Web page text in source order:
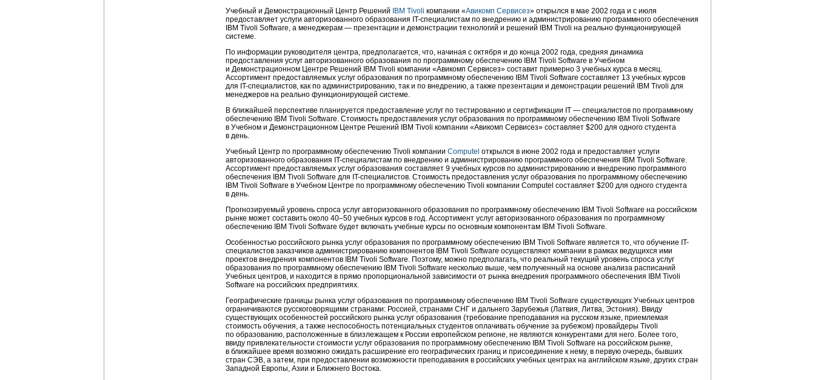
Учебный и Демонстрационный Центр Решений
IBM Tivoli компании «Авикомп Сервисез» открылся в мае 2002 года и с июля
предоставляет услуги авторизованного образования IT-специалистам по внедрению и администрированию программного обеспечения
IBM Tivoli Software, а менеджерам — презентации и демонстрации технологий и решений IBM Tivoli на реально функционирующей
системе.
По информации руководителя центра, предполагается, что, начиная с октября и до конца 2002 года, средняя динамика
предоставления услуг авторизованного образования по программному обеспечению IBM Tivoli Software в Учебном
и Демонстрационном Центре Решений IBM Tivoli компании «Авикомп Сервисез» составит примерно 3 учебных курса в месяц.
Ассортимент предоставляемых услуг образования по программному обеспечению IBM Tivoli Software составляет 13 учебных курсов
для IT-специалистов, как по администрированию, так и по внедрению, а также презентации и демонстрации решений IBM Tivoli для
менеджеров на реально функционирующей системе.
В ближайшей перспективе планируется предоставление услуг по тестированию и сертификации IT — специалистов по программному
обеспечению IBM Tivoli Software. Стоимость предоставления услуг образования по программному обеспечению IBM Tivoli Software
в Учебном и Демонстрационном Центре Решений IBM Tivoli компании «Авикомп Сервисез» составляет $200 для одного студента
в день.
Учебный Центр по программному обеспечению Tivoli компании Computel открылся в июне 2002 года и предоставляет услуги
авторизованного образования IT-специалистам по внедрению и администрированию программного обеспечения IBM Tivoli Software.
Ассортимент предоставляемых услуг образования составляет 9 учебных курсов по администрированию и внедрению программного
обеспечения IBM Tivoli Software для IT-специалистов. Стоимость предоставления услуг образования по программному обеспечению
IBM Tivoli Software в Учебном Центре по программному обеспечению Tivoli компании Computel составляет $200 для одного студента
в день.
Прогнозируемый уровень спроса услуг авторизованного образования по программному обеспечению IBM Tivoli Software на российском
рынке может составить около 40–50 учебных курсов в год. Ассортимент услуг авторизованного образования по программному
обеспечению IBM Tivoli Software будет включать учебные курсы по основным компонентам IBM Tivoli Software.
Особенностью российского рынка услуг образования по программному обеспечению IBM Tivoli Software является то, что обучение IT-
специалистов заказчиков администрированию компонентов IBM Tivoli Software осуществляют компании в рамках ведущихся ими
проектов внедрения компонентов IBM Tivoli Software. Поэтому, можно предполагать, что реальный текущий уровень спроса услуг
образования по программному обеспечению IBM Tivoli Software несколько выше, чем полученный на основе анализа расписаний
Учебных центров, и находится в прямо пропорциональной зависимости от рынка внедрения программного обеспечения IBM Tivoli
Software на российских предприятиях.
Географические границы рынка услуг образования по программному обеспечению IBM Tivoli Software существующих Учебных центров
ограничиваются русскоговорящими странами: Россией, странами СНГ и дальнего Зарубежья (Латвия, Литва, Эстония). Ввиду
существующих особенностей российского рынка услуг образования (требование преподавания на русском языке, приемлемая
стоимость обучения, а также неспособность потенциальных студентов оплачивать обучение за рубежом) провайдеры Tivoli
по образованию, расположенные в близлежащем к России европейском регионе, не являются конкурентами для него. Более того,
ввиду привлекательности стоимости услуг образования по программному обеспечению IBM Tivoli Software на российском рынке,
в ближайшее время возможно ожидать расширение его географических границ и присоединение к нему, в первую очередь, бывших
стран СЭВ, а затем, при предоставлении возможности преподавания в российских учебных центрах на английском языке, других стран
Западной Европы, Азии и Ближнего Востока.